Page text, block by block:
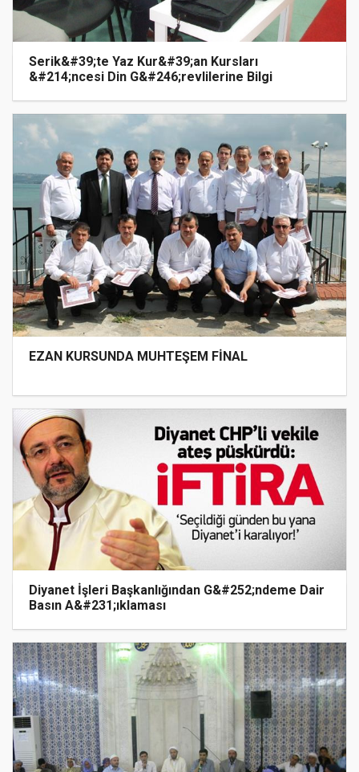
Serik&#39;te Yaz Kur&#39;an Kursları
&#214;ncesi Din G&#246;revlilerine Bilgi
EZAN KURSUNDA MUHTEŞEM FİNAL
Diyanet İşleri Başkanlığından G&#252;ndeme Dair
Basın A&#231;ıklaması